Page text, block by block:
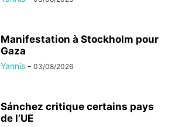
Manifestation à Stockholm pour
Gaza
Yannis - 03/08/2026
Sánchez critique certains pays
de l’UE